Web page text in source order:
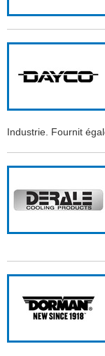
Industrie. Fournit